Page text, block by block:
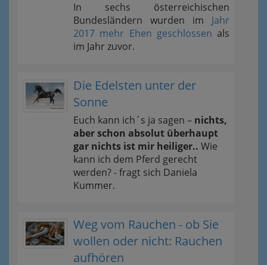
In sechs österreichischen
Bundesländern wurden im Jahr
2017 mehr Ehen geschlossen als
im Jahr zuvor.
Die Edelsten unter der
Sonne
Euch kann ich´s ja sagen – nichts,
aber schon absolut überhaupt
gar nichts ist mir heiliger.. Wie
kann ich dem Pferd gerecht
werden? - fragt sich Daniela
Kummer.
Weg vom Rauchen - ob Sie
wollen oder nicht: Rauchen
aufhören